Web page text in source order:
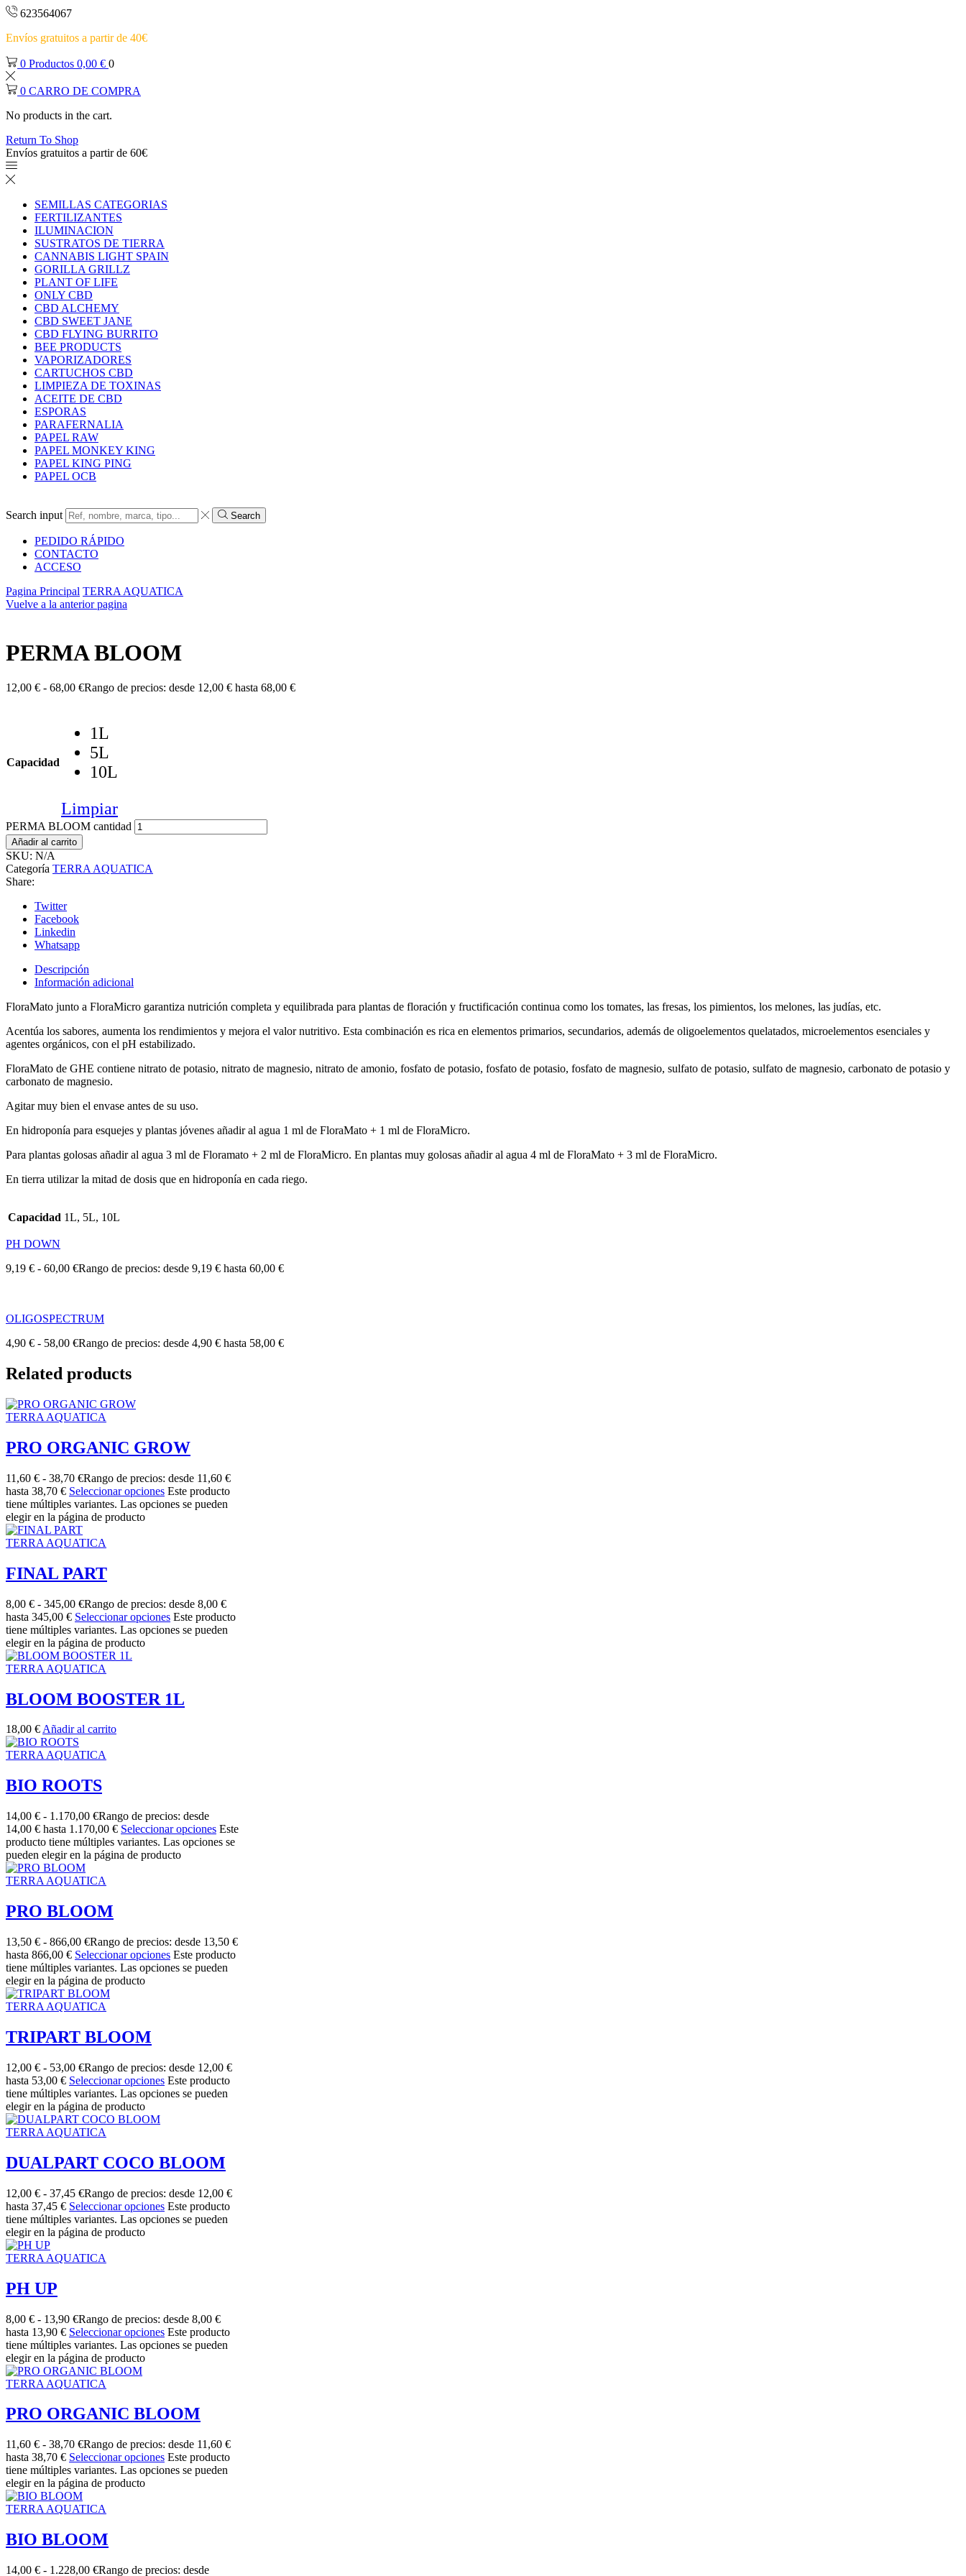
623564067
Envíos gratuitos a partir de 40€
0 Productos 0,00 € 0
0 CARRO DE COMPRA
No products in the cart.
Return To Shop
Envíos gratuitos a partir de 60€
SEMILLAS CATEGORIAS
FERTILIZANTES
ILUMINACION
SUSTRATOS DE TIERRA
CANNABIS LIGHT SPAIN
GORILLA GRILLZ
PLANT OF LIFE
ONLY CBD
CBD ALCHEMY
CBD SWEET JANE
CBD FLYING BURRITO
BEE PRODUCTS
VAPORIZADORES
CARTUCHOS CBD
LIMPIEZA DE TOXINAS
ACEITE DE CBD
ESPORAS
PARAFERNALIA
PAPEL RAW
PAPEL MONKEY KING
PAPEL KING PING
PAPEL OCB
Search input Search
PEDIDO RÁPIDO
CONTACTO
ACCESO
Pagina Principal TERRA AQUATICA
Vuelve a la anterior pagina
PERMA BLOOM
12,00 € - 68,00 €Rango de precios: desde 12,00 € hasta 68,00 €
Capacidad
1L
5L
10L
Limpiar
PERMA BLOOM cantidad
Añadir al carrito
SKU: N/A
Categoría TERRA AQUATICA
Share:
Twitter
Facebook
Linkedin
Whatsapp
Descripción
Información adicional
FloraMato junto a FloraMicro garantiza nutrición completa y equilibrada para plantas de floración y fructificación continua como los tomates, las fresas, los pimientos, los melones, las judías, etc.
Acentúa los sabores, aumenta los rendimientos y mejora el valor nutritivo. Esta combinación es rica en elementos primarios, secundarios, además de oligoelementos quelatados, microelementos esenciales y
agentes orgánicos, con el pH estabilizado.
FloraMato de GHE contiene nitrato de potasio, nitrato de magnesio, nitrato de amonio, fosfato de potasio, fosfato de potasio, fosfato de magnesio, sulfato de potasio, sulfato de magnesio, carbonato de potasio y
carbonato de magnesio.
Agitar muy bien el envase antes de su uso.
En hidroponía para esquejes y plantas jóvenes añadir al agua 1 ml de FloraMato + 1 ml de FloraMicro.
Para plantas golosas añadir al agua 3 ml de Floramato + 2 ml de FloraMicro. En plantas muy golosas añadir al agua 4 ml de FloraMato + 3 ml de FloraMicro.
En tierra utilizar la mitad de dosis que en hidroponía en cada riego.
Capacidad 1L, 5L, 10L
PH DOWN
9,19 € - 60,00 €Rango de precios: desde 9,19 € hasta 60,00 €
OLIGOSPECTRUM
4,90 € - 58,00 €Rango de precios: desde 4,90 € hasta 58,00 €
Related products
TERRA AQUATICA
PRO ORGANIC GROW
11,60 € - 38,70 €Rango de precios: desde 11,60 €
hasta 38,70 € Seleccionar opciones Este producto
tiene múltiples variantes. Las opciones se pueden
elegir en la página de producto
TERRA AQUATICA
FINAL PART
8,00 € - 345,00 €Rango de precios: desde 8,00 €
hasta 345,00 € Seleccionar opciones Este producto
tiene múltiples variantes. Las opciones se pueden
elegir en la página de producto
TERRA AQUATICA
BLOOM BOOSTER 1L
18,00 €Añadir al carrito
TERRA AQUATICA
BIO ROOTS
14,00 € - 1.170,00 €Rango de precios: desde
14,00 € hasta 1.170,00 € Seleccionar opciones Este
producto tiene múltiples variantes. Las opciones se
pueden elegir en la página de producto
TERRA AQUATICA
PRO BLOOM
13,50 € - 866,00 €Rango de precios: desde 13,50 €
hasta 866,00 € Seleccionar opciones Este producto
tiene múltiples variantes. Las opciones se pueden
elegir en la página de producto
TERRA AQUATICA
TRIPART BLOOM
12,00 € - 53,00 €Rango de precios: desde 12,00 €
hasta 53,00 € Seleccionar opciones Este producto
tiene múltiples variantes. Las opciones se pueden
elegir en la página de producto
TERRA AQUATICA
DUALPART COCO BLOOM
12,00 € - 37,45 €Rango de precios: desde 12,00 €
hasta 37,45 € Seleccionar opciones Este producto
tiene múltiples variantes. Las opciones se pueden
elegir en la página de producto
TERRA AQUATICA
PH UP
8,00 € - 13,90 €Rango de precios: desde 8,00 €
hasta 13,90 € Seleccionar opciones Este producto
tiene múltiples variantes. Las opciones se pueden
elegir en la página de producto
TERRA AQUATICA
PRO ORGANIC BLOOM
11,60 € - 38,70 €Rango de precios: desde 11,60 €
hasta 38,70 € Seleccionar opciones Este producto
tiene múltiples variantes. Las opciones se pueden
elegir en la página de producto
TERRA AQUATICA
BIO BLOOM
14,00 € - 1.228,00 €Rango de precios: desde